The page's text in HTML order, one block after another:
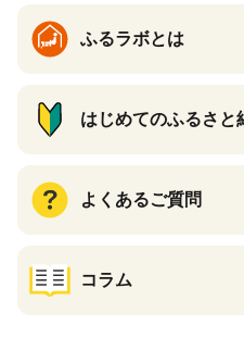
ふるラボとは
はじめてのふるさと
よくあるご質問
コラム